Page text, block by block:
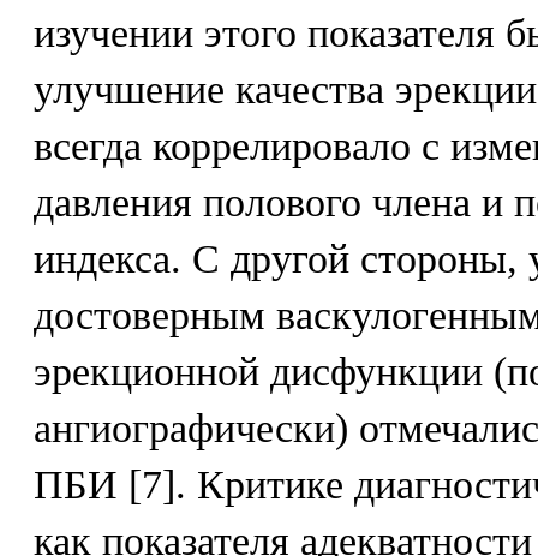
изучении этого показателя
улучшение качества
всегда коррелировало с
давления полового члена и
индекса. С другой стороны,
достоверным
эрекционной дисфункции
ангиографически)
ПБИ [7]. Критике
как показателя